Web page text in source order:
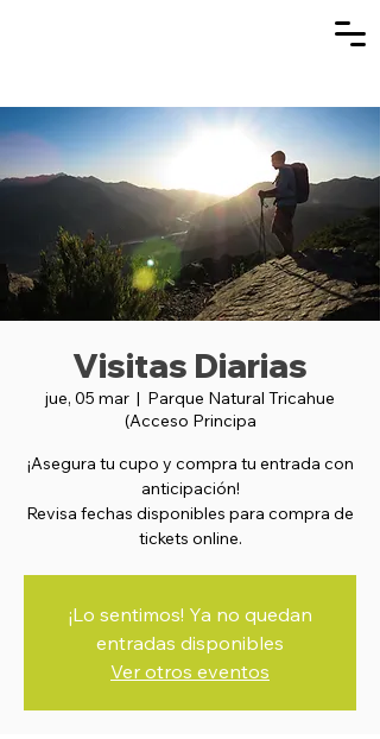
Visitas Diarias
jue, 05 mar
  |
Parque Natural Tricahue
(Acceso Principa
¡Asegura tu cupo y compra tu entrada con
anticipación!
Revisa fechas disponibles para compra de
tickets online.
¡Lo sentimos! Ya no quedan
entradas disponibles
Ver otros eventos